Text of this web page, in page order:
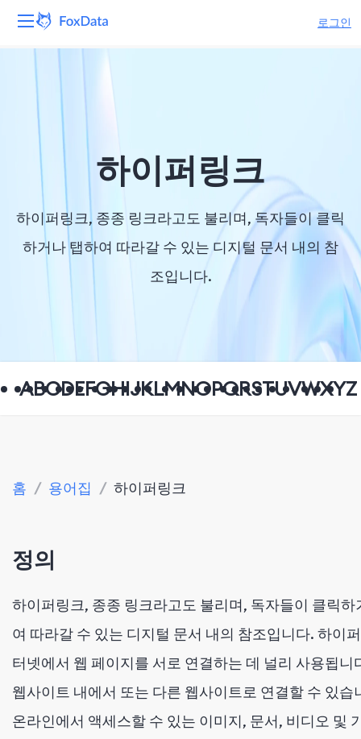
로그인
하이퍼링크
하이퍼링크, 종종 링크라고도 불리며, 독자들이 클릭
하거나 탭하여 따라갈 수 있는 디지털 문서 내의 참
조입니다.
ABCDEFGHIJKLMNOPQRSTUVWXYZ
홈 / 용어집 / 하이퍼링크
정의
하이퍼링크, 종종 링크라고도 불리며, 독자들이 클릭하
여 따라갈 수 있는 디지털 문서 내의 참조입니다. 하이
터넷에서 웹 페이지를 서로 연결하는 데 널리 사용됩니
웹사이트 내에서 또는 다른 웹사이트로 연결할 수 있습
온라인에서 액세스할 수 있는 이미지, 문서, 비디오 및